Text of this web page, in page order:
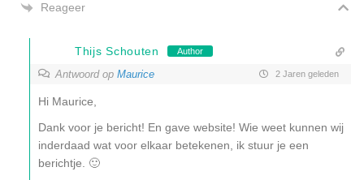
Reageer
Thijs Schouten Author
Antwoord op Maurice 2 Jaren geleden
Hi Maurice,
Dank voor je bericht! En gave website! Wie weet kunnen wij
inderdaad wat voor elkaar betekenen, ik stuur je een
berichtje. 🙂